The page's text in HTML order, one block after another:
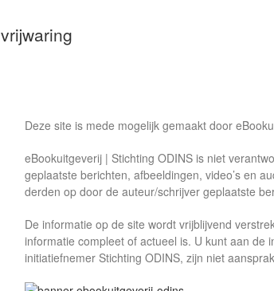
vrijwaring
Deze site is mede mogelijk gemaakt door
eBookuitgeverij | Stichting ODINS is niet
geplaatste berichten, afbeeldingen, video’s en
derden op door de auteur/schrijver geplaatste
De informatie op de site wordt vrijblijvend
informatie compleet of actueel is. U kunt aan
initiatiefnemer Stichting ODINS, zijn niet